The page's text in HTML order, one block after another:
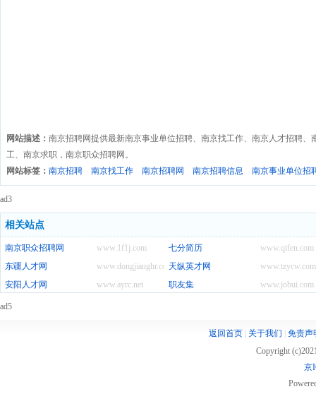
网站描述： 南京招聘网提供最新南京事业单位招聘、南京找工作、南京人才招聘
工、南京求职，南京职众招聘网。
网站标签： 南京招聘 南京找工作 南京招聘网 南京招聘信息 南京事业单位招
ad3
相关站点
www.1f1j.com
南京职众招聘网 www.qifen.com
七分简历
www.dongjianghr.com
东疆人才网
天纵英才网
www.ayrc.net
安阳人才网 www.jobui.com
职友集
ad5
返回首页| 关于我们
免责声
Copyright
京